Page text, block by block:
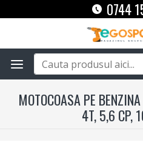
0744
MOTOCOASA PE
4T, 5,6 CP,